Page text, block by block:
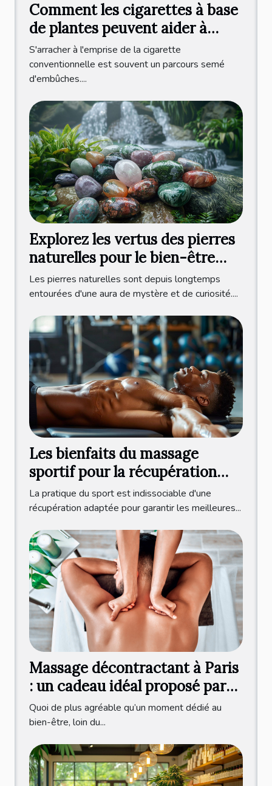
Comment les cigarettes à base
de plantes peuvent aider à
arrêter de fumer
S'arracher à l'emprise de la cigarette
conventionnelle est souvent un parcours semé
d'embûches....
Explorez les vertus des pierres
naturelles pour le bien-être
quotidien
Les pierres naturelles sont depuis longtemps
entourées d'une aura de mystère et de curiosité....
Les bienfaits du massage
sportif pour la récupération
physique
La pratique du sport est indissociable d'une
récupération adaptée pour garantir les meilleures...
Massage décontractant à Paris
: un cadeau idéal proposé par
Olivier Lecocq !
Quoi de plus agréable qu’un moment dédié au
bien-être, loin du...